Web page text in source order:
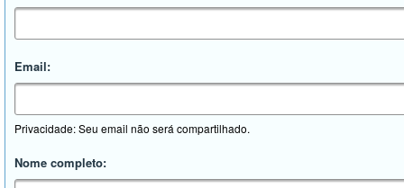
Email:
Privacidade: Seu email não será compartilhado.
Nome completo: